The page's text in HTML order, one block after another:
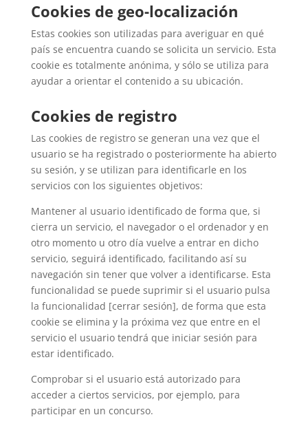
Cookies de geo-localización
Estas cookies son utilizadas para averiguar en qué
país se encuentra cuando se solicita un servicio. Esta
cookie es totalmente anónima, y sólo se utiliza para
ayudar a orientar el contenido a su ubicación.
Cookies de registro
Las cookies de registro se generan una vez que el
usuario se ha registrado o posteriormente ha abierto
su sesión, y se utilizan para identificarle en los
servicios con los siguientes objetivos:
Mantener al usuario identificado de forma que, si
cierra un servicio, el navegador o el ordenador y en
otro momento u otro día vuelve a entrar en dicho
servicio, seguirá identificado, facilitando así su
navegación sin tener que volver a identificarse. Esta
funcionalidad se puede suprimir si el usuario pulsa
la funcionalidad [cerrar sesión], de forma que esta
cookie se elimina y la próxima vez que entre en el
servicio el usuario tendrá que iniciar sesión para
estar identificado.
Comprobar si el usuario está autorizado para
acceder a ciertos servicios, por ejemplo, para
participar en un concurso.